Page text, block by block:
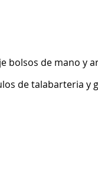
bolsos de mano y
de talabarteria y